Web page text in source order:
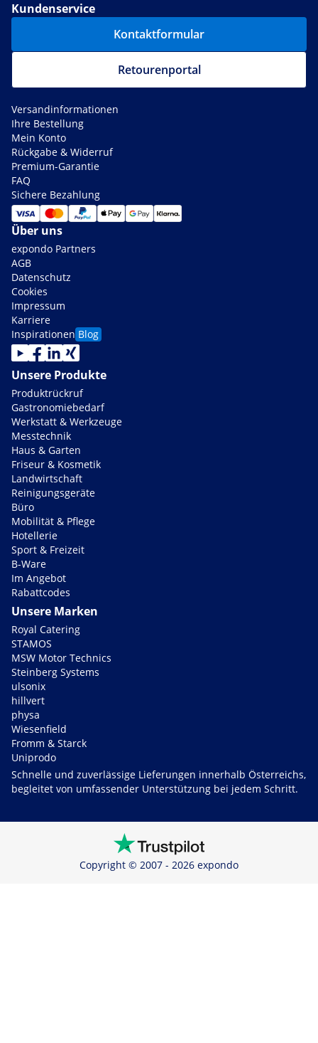
Kundenservice
Kontaktformular
Retourenportal
Versandinformationen
Ihre Bestellung
Mein Konto
Rückgabe & Widerruf
Premium-Garantie
FAQ
Sichere Bezahlung
Über uns
expondo Partners
AGB
Datenschutz
Cookies
Impressum
Karriere
Inspirationen Blog
Unsere Produkte
Produktrückruf
Gastronomiebedarf
Werkstatt & Werkzeuge
Messtechnik
Haus & Garten
Friseur & Kosmetik
Landwirtschaft
Reinigungsgeräte
Büro
Mobilität & Pflege
Hotellerie
Sport & Freizeit
B-Ware
Im Angebot
Rabattcodes
Unsere Marken
Royal Catering
STAMOS
MSW Motor Technics
Steinberg Systems
ulsonix
hillvert
physa
Wiesenfield
Fromm & Starck
Uniprodo
Schnelle und zuverlässige Lieferungen innerhalb Österreichs,
begleitet von umfassender Unterstützung bei jedem Schritt.
Copyright © 2007 - 2026 expondo